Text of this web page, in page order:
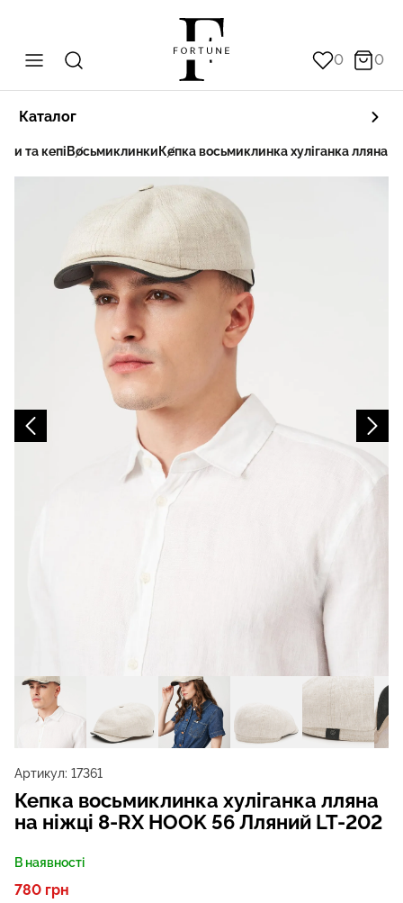
0 0
Каталог
та кепі Восьмиклинки Кепка восьмиклинка хуліганка лляна
Артикул: 17361
Кепка восьмиклинка хуліганка лляна
на ніжці 8-RX HOOK 56 Лляний LT-202
В наявності
780 грн